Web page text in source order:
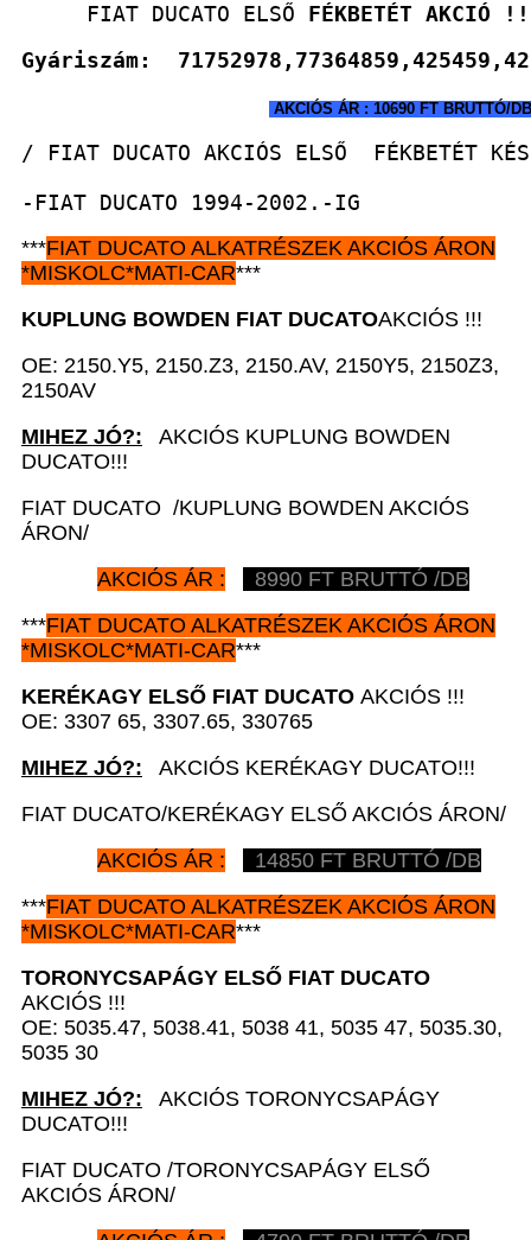
     FIAT DUCATO ELSŐ
FÉKBETÉT
Gyáriszám:
AKCIÓS ÁR : 10690 FT BRUTTÓ/DB
/ FIAT DUCATO AKCIÓS ELSŐ  FÉKBETÉT
-FIAT DUCATO 1994-2002.-IG
***FIAT DUCATO ALKATRÉSZEK AKCIÓS ÁRON
*MISKOLC*MATI-CAR***
KUPLUNG BOWDEN FIAT DUCATOAKCIÓS !!!
OE: 2150.Y5, 2150.Z3, 2150.AV, 2150Y5, 2150Z3,
2150AV
MIHEZ JÓ?: AKCIÓS KUPLUNG BOWDEN
DUCATO!!!
FIAT DUCATO /KUPLUNG BOWDEN AKCIÓS
ÁRON/
AKCIÓS ÁR :
8990 FT BRUTTÓ /DB
***FIAT DUCATO ALKATRÉSZEK AKCIÓS ÁRON
*MISKOLC*MATI-CAR***
KERÉKAGY ELSŐ FIAT DUCATO AKCIÓS !!!
OE: 3307 65, 3307.65, 330765
MIHEZ JÓ?: AKCIÓS KERÉKAGY DUCATO!!!
FIAT DUCATO/KERÉKAGY ELSŐ AKCIÓS ÁRON/
AKCIÓS ÁR :
14850 FT BRUTTÓ /DB
***FIAT DUCATO ALKATRÉSZEK AKCIÓS ÁRON
*MISKOLC*MATI-CAR***
TORONYCSAPÁGY ELSŐ FIAT DUCATO
AKCIÓS !!!
OE: 5035.47, 5038.41, 5038 41, 5035 47, 5035.30,
5035 30
MIHEZ JÓ?: AKCIÓS TORONYCSAPÁGY
DUCATO!!!
FIAT DUCATO /TORONYCSAPÁGY ELSŐ
AKCIÓS ÁRON/